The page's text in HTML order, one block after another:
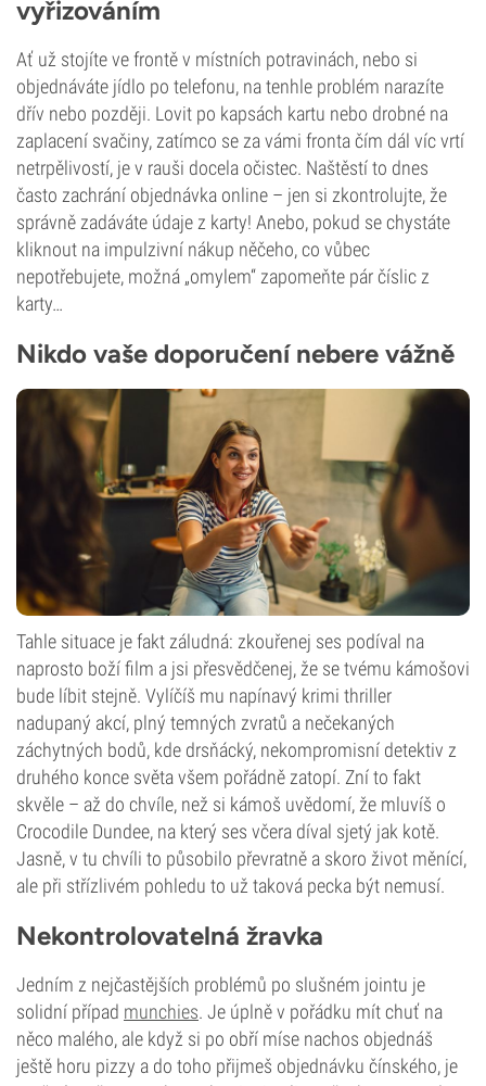
vyřizováním
Ať už stojíte ve frontě v místních potravinách, nebo si
objednáváte jídlo po telefonu, na tenhle problém narazíte
dřív nebo později. Lovit po kapsách kartu nebo drobné na
zaplacení svačiny, zatímco se za vámi fronta čím dál víc vrtí
netrpělivostí, je v rauši docela očistec. Naštěstí to dnes
často zachrání objednávka online – jen si zkontrolujte, že
správně zadáváte údaje z karty! Anebo, pokud se chystáte
kliknout na impulzivní nákup něčeho, co vůbec
nepotřebujete, možná „omylem“ zapomeňte pár číslic z
karty…
Nikdo vaše doporučení nebere vážně
Tahle situace je fakt záludná: zkouřenej ses podíval na
naprosto boží film a jsi přesvědčenej, že se tvému kámošovi
bude líbit stejně. Vylíčíš mu napínavý krimi thriller
nadupaný akcí, plný temných zvratů a nečekaných
záchytných bodů, kde drsňácký, nekompromisní detektiv z
druhého konce světa všem pořádně zatopí. Zní to fakt
skvěle – až do chvíle, než si kámoš uvědomí, že mluvíš o
Crocodile Dundee, na který ses včera díval sjetý jak kotě.
Jasně, v tu chvíli to působilo převratně a skoro život měnící,
ale při střízlivém pohledu to už taková pecka být nemusí.
Nekontrolovatelná žravka
Jedním z nejčastějších problémů po slušném jointu je
solidní případ munchies. Je úplně v pořádku mít chuť na
něco malého, ale když si po obří míse nachos objednáš
ještě horu pizzy a do toho přijmeš objednávku čínského, je